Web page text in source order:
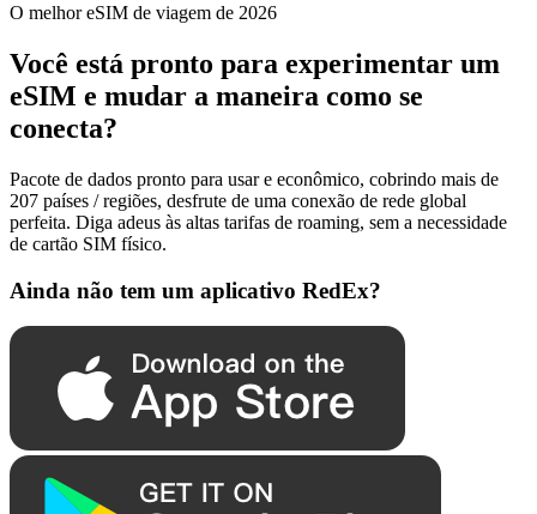
O melhor eSIM de viagem de 2026
Você está pronto para experimentar um
eSIM e mudar a maneira como se
conecta?
Pacote de dados pronto para usar e econômico, cobrindo mais de
207 países / regiões, desfrute de uma conexão de rede global
perfeita. Diga adeus às altas tarifas de roaming, sem a necessidade
de cartão SIM físico.
Ainda não tem um aplicativo RedEx?